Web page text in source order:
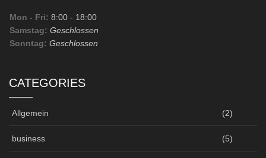
Mon - Fri: 8:00 - 18:00
Samstag: Geschlossen
Sonntag: Geschlossen
CATEGORIES
Allgemein (2)
business (5)